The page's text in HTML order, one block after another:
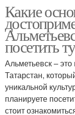
Какие
посетить
Альметьевск –
Татарстан,
уникальной
планируете
стоит